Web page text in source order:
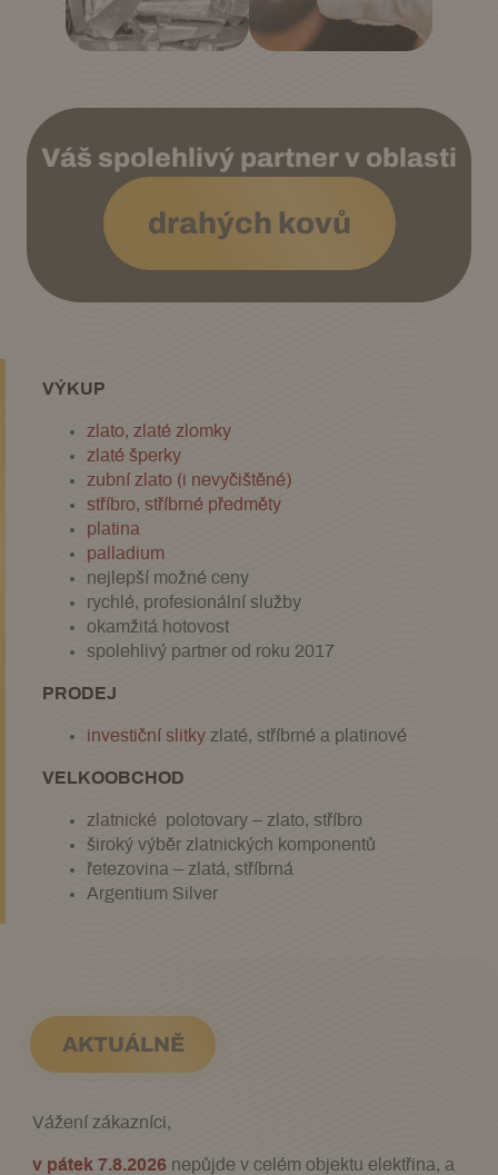
Váš spolehlivý partner v oblasti
drahých kovů
VÝKUP
zlato, zlaté zlomky
zlaté šperky
zubní zlato (i nevyčištěné)
stříbro, stříbrné předměty
platina
palladium
nejlepší možné ceny
rychlé, profesionální služby
okamžitá hotovost
spolehlivý partner od roku 2017
PRODEJ
investiční slitky zlaté, stříbrné a platinové
VELKOOBCHOD
zlatnické
polotovary – zlato, stříbro
široký výběr zlatnických komponentů
řetezovina – zlatá, stříbrná
Argentium Silver
AKTUÁLNĚ
Vážení zákazníci,
v pátek 7.8.2026nepůjde v celém objektu elektřina, a